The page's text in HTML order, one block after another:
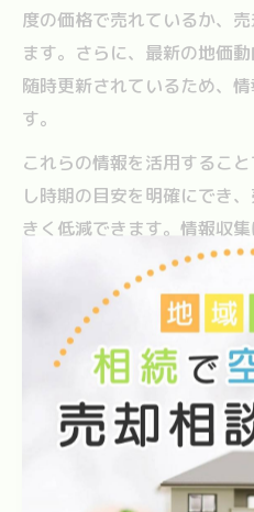
度の価格で売れているか、
ます。さらに、最新の地価
随時更新されているため、
す。
これらの情報を活用するこ
し時期の目安を明確にでき
きく低減できます。情報収
得のいく家売却に向けて不
家売却を考えるな
見極めて
家売却前に知りたい長野市